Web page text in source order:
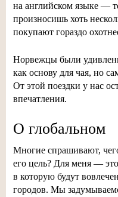
на английском языке —
произносишь хоть
покупают гораздо
Норвежцы были
как основу для чая, но
От этой поездки у нас
впечатления.
О глобальном
Многие спрашивают,
его цель? Для меня —
в которую будут
городов. Мы